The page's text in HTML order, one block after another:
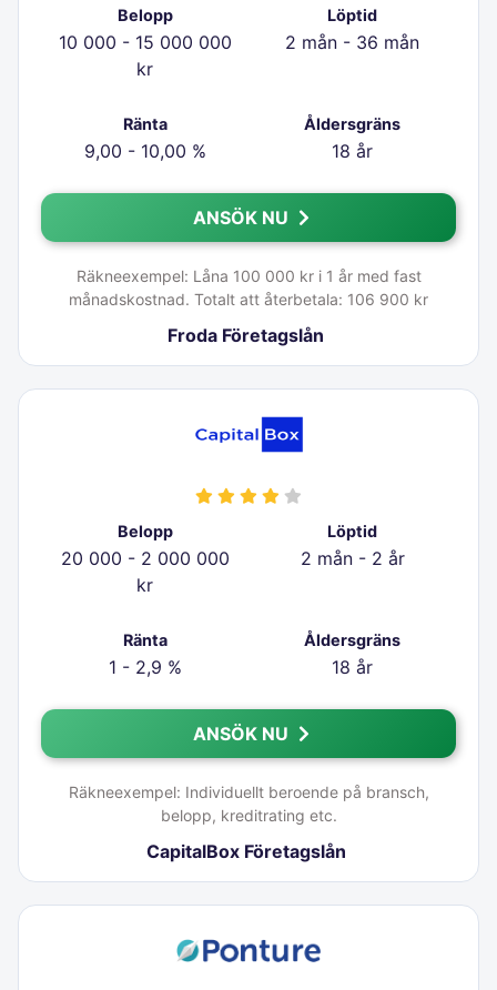
Belopp
10 000 - 15 000 000
kr
Löptid
2 mån - 36 mån
Ränta
9,00 - 10,00 %
Åldersgräns
18 år
ANSÖK NU
Räkneexempel: Låna 100 000 kr i 1 år med fast
månadskostnad. Totalt att återbetala: 106 900 kr
Froda Företagslån
Belopp
20 000 - 2 000 000
kr
Löptid
2 mån - 2 år
Ränta
1 - 2,9 %
Åldersgräns
18 år
ANSÖK NU
Räkneexempel: Individuellt beroende på bransch,
belopp, kreditrating etc.
CapitalBox Företagslån